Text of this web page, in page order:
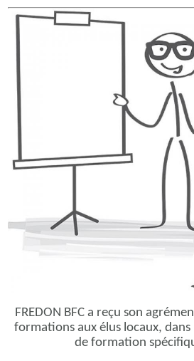
FREDON BFC a reçu son
formations aux élus locaux,
de formation